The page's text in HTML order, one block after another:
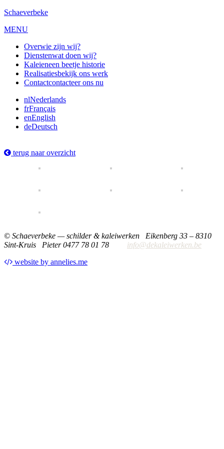
Schaeverbeke
MENU
Overwie zijn wij?
Dienstenwat doen wij?
Kaleieneen beetje historie
Realisatiesbekijk ons werk
Contactcontacteer ons nu
nlNederlands
frFrançais
enEnglish
deDeutsch
terug naar overzicht
© Schaeverbeke — schilder & kaleiwerken
Eikenberg 33 – 8310
Sint-Kruis Pieter 0477 78 01 78 info@dekaleiwerken.be
website by annelies.me